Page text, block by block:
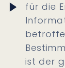
für die
ist der